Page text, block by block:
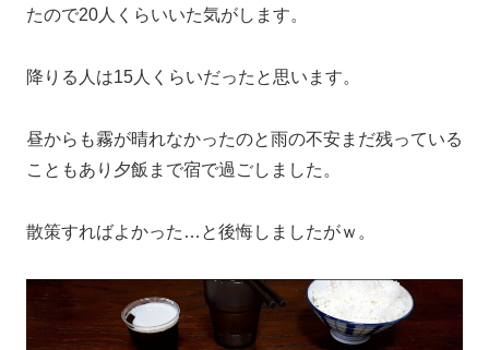
たので20人くらいいた気がします。
降りる人は15人くらいだったと思います。
昼からも霧が晴れなかったのと雨の不安まだ残っている
こともあり夕飯まで宿で過ごしました。
散策すればよかった…と後悔しましたがｗ。